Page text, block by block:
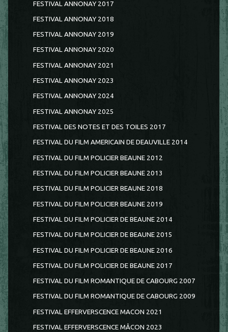
FESTIVAL ANNONAY 2017
FESTIVAL ANNONAY 2018
FESTIVAL ANNONAY 2019
FESTIVAL ANNONAY 2020
FESTIVAL ANNONAY 2021
FESTIVAL ANNONAY 2023
FESTIVAL ANNONAY 2024
FESTIVAL ANNONAY 2025
FESTIVAL DES NOTES ET DES TOILES 2017
FESTIVAL DU FILM AMERICAIN DE DEAUVILLE 2014
FESTIVAL DU FILM POLICIER BEAUNE 2012
FESTIVAL DU FILM POLICIER BEAUNE 2013
FESTIVAL DU FILM POLICIER BEAUNE 2018
FESTIVAL DU FILM POLICIER BEAUNE 2019
FESTIVAL DU FILM POLICIER DE BEAUNE 2014
FESTIVAL DU FILM POLICIER DE BEAUNE 2015
FESTIVAL DU FILM POLICIER DE BEAUNE 2016
FESTIVAL DU FILM POLICIER DE BEAUNE 2017
FESTIVAL DU FILM ROMANTIQUE DE CABOURG 2007
FESTIVAL DU FILM ROMANTIQUE DE CABOURG 2009
FESTIVAL EFFERVERSCENCE MACON 2021
FESTIVAL EFFERVERSCENCE MÂCON 2023